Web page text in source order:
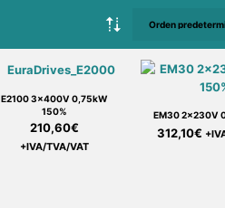
E2100 3x400V 0,75kW
150%
210,60€
+IVA/TVA/VAT
EM30 2x230V
312,10€